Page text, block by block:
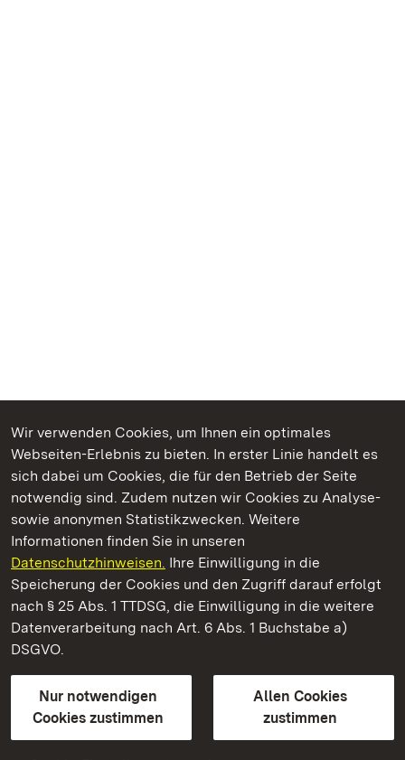
Wir verwenden Cookies, um Ihnen ein optimales
Webseiten-Erlebnis zu bieten. In erster Linie handelt es
sich dabei um Cookies, die für den Betrieb der Seite
notwendig sind. Zudem nutzen wir Cookies zu Analyse-
sowie anonymen Statistikzwecken. Weitere
Informationen finden Sie in unseren
Datenschutzhinweisen. Ihre Einwilligung in die
Speicherung der Cookies und den Zugriff darauf erfolgt
nach § 25 Abs. 1 TTDSG, die Einwilligung in die weitere
Datenverarbeitung nach Art. 6 Abs. 1 Buchstabe a)
DSGVO.
Nur notwendigen
Cookies zustimmen
Allen Cookies
zustimmen
Kommen. Staunen. Genießen.
Staatliche Schlösser und Gärten Baden‑Württemberg
Staatliche Schlösser und Gärten Baden-Württemberg
Kontakt
GebärdenspracheLeichte Sprache
Erklärung zur Barrierefreiheit
BITV-konform (geprüfte Seiten)